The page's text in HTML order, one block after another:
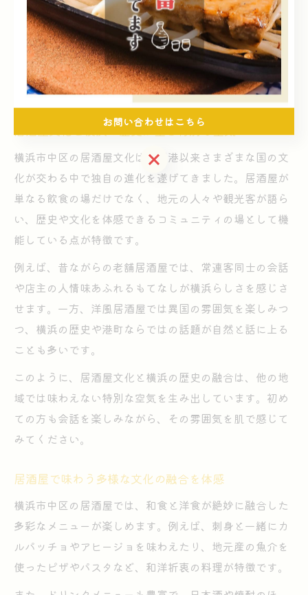
初めて訪れる方は、落ち着いた雰囲気の店を選ぶこと
で、ゆったりとした時間を過ごせます。ただし、人気店
は混雑することも多いため、事前予約や早めの来店が安
心です。
居酒屋文化と横浜の歴史が生む特別な空気
横浜市中区の居酒屋文化は、開港以来さまざまな国の文
化が交わる中で独自の進化を遂げてきました。居酒屋が
単なる飲食の場だけでなく、地元の人々や観光客が語ら
い、歴史や文化を体感できるコミュニティの場として機
能している点が特徴です。
例えば、昔ながらの老舗居酒屋では、常連客同士の会話
や店主の人情味あふれるもてなしが横浜らしさを感じさ
せます。一方、洋風居酒屋では異国の雰囲気を楽しみつ
つ、横浜の歴史や港町ならではの話題が自然と話に上る
ことも多いです。
このように、居酒屋文化と横浜の歴史の融合は、他の地
域では味わえない特別な空気を生み出しています。初め
ての方も会話を楽しみながら、その雰囲気を肌で感じて
みてください。
居酒屋で味わう多様な文化の融合を体感
横浜市中区の居酒屋では、和食と洋食が絶妙に融合した
多彩なメニューが楽しめます。例えば、刺身と一緒にカ
ルパッチョやアヒージョを味わえたり、地元産の魚介を
使ったピザやパスタなど、和洋折衷の料理が特徴です。
お問い合わせはこちら
お問い合わせはこちら